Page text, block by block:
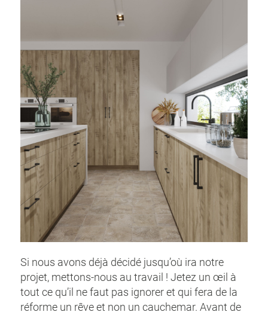
Si nous avons déjà décidé jusqu’où ira notre
projet, mettons-nous au travail ! Jetez un œil à
tout ce qu’il ne faut pas ignorer et qui fera de la
réforme un rêve et non un cauchemar. Avant de